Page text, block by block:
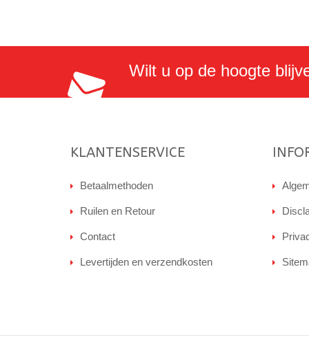
Wilt u op de hoogte
KLANTENSERVICE
Betaalmethoden
Ruilen en Retour
Contact
Levertijden en verzendkosten